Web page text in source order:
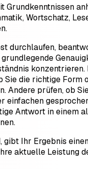
Grundkenntnissen
Wortschatz,
durchlaufen,
konzentrieren.
Sie die richtige Form
Andere prüfen, ob
einfachen
Antwort in einem
gibt Ihr Ergebnis
aktuelle Leistung